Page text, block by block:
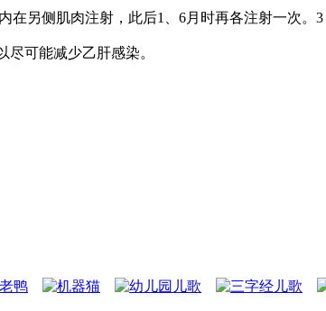
另侧肌肉注射，此后1、6月时再各注射一次。3
可能减少乙肝感染。